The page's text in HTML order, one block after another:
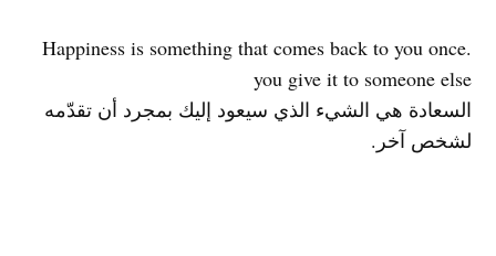
.Happiness is something that comes back to you once
you give it to someone else
السعادة هي الشيء الذي سيعود إليك بمجرد أن تقدّمه
لشخص آخر.